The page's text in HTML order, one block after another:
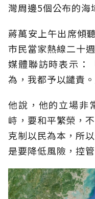
灣周邊5個公布的海
蔣萬安上午出席傾
市民當家熱線二十
媒體聯訪時表示：
為，我都予以譴責。
他說，他的立場非
峙，要和平繁榮，
克制以民為本，所
是要降低風險，控